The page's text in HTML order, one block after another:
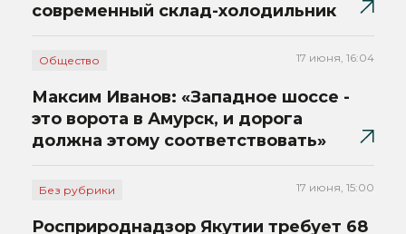
современный склад-холодильник
Общество 17 июня, 16:04
Максим Иванов: «Западное шоссе -
это ворота в Амурск, и дорога
должна этому соответствовать»
Без рубрики 17 июня, 15:00
Росприроднадзор Якутии требует 68